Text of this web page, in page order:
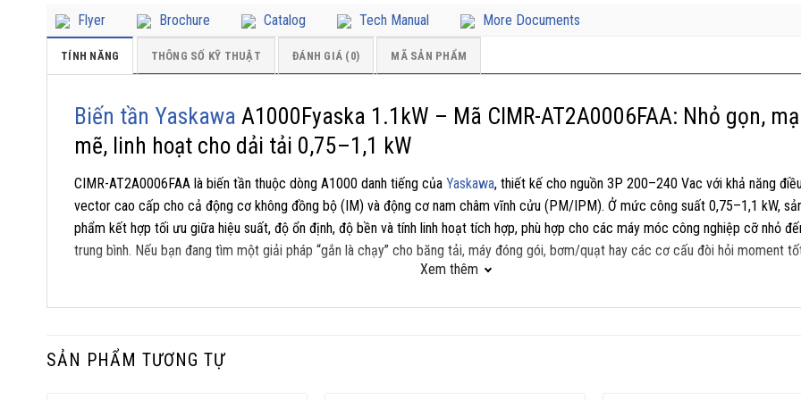
Flyer Brochure Catalog Tech Manual More Documents
TÍNH NĂNG THÔNG SỐ KỸ THUẬT ĐÁNH GIÁ (0) MÃ SẢN PHẨM
Biến tần Yaskawa A1000Fyaska 1.1kW – Mã CIMR-AT2A0006FAA: Nhỏ gọn,
mẽ, linh hoạt cho dải tải 0,75–1,1 kW
CIMR-AT2A0006FAA là biến tần thuộc dòng A1000 danh tiếng của Yaskawa, thiết kế cho nguồn 3P 200–240 Vac với khả năng
vector cao cấp cho cả động cơ không đồng bộ (IM) và động cơ nam châm vĩnh cửu (PM/IPM). Ở mức công suất 0,75–1,1 kW,
phẩm kết hợp tối ưu giữa hiệu suất, độ ổn định, độ bền và tính linh hoạt tích hợp, phù hợp cho các máy móc công nghiệp cỡ nhỏ
trung bình. Nếu bạn đang tìm một giải pháp “gắn là chạy” cho băng tải, máy đóng gói, bơm/quạt hay các cơ cấu đòi hỏi moment
tốc độ thấp, Biến Tần Yaskawa A1000 1.1kW chính là lựa chọn tối ưu.
Điểm nổi bật của CIMR-AT2A0006FAA nằm ở khả năng điều khiển mượt mà, bền bỉ trong môi trường công nghiệp, đồng thời tối
vận hành êm, ít bảo trì và dễ bố trí trong tủ điện chật hẹp. Đây là nền tảng chung A1000 ổn định cho cả IM và PM, giúp doanh
Xem thêm
SẢN PHẨM TƯƠNG TỰ